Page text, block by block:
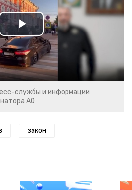
Play
Video
службы и информации
АО
закон